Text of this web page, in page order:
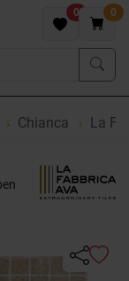
0 0
Chianca La